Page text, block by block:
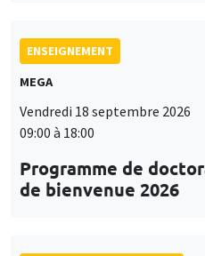
ENSEIGNEMENT
MEGA
Vendredi 18 septembre 2026
09:00 à 18:00
Programme de
de bienvenue 2026